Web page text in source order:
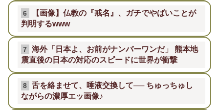
6
【画像】仏教の『戒名』、ガチでやばいことが
判明するwww
7
海外「日本よ、お前がナンバーワンだ」 熊本地
震直後の日本の対応のスピードに世界が衝撃
8
舌を絡ませて、唾液交換して── ちゅっちゅし
ながらの濃厚エッ画像♪